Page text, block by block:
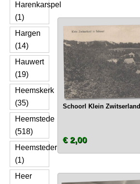
Harenkarspel
(1)
Hargen
(14)
Hauwert
(19)
Heemskerk
(35)
Heemstede
(518)
Heemsteder
(1)
Heer
Schoorl Klein Zwitserland
€ 2,00